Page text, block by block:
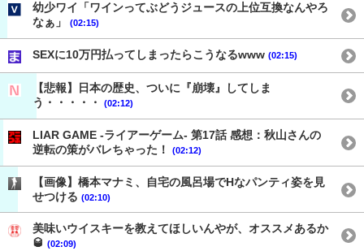
幼少ワイ「ワインってぶどうジュースの上位互換なんやろ
なぁ」
(02:15)
SEXに10万円払ってしまったらこうなるwww (02:15)
【悲報】日本の歴史、ついに『崩壊』してしま
う・・・・・
(02:12)
LIAR GAME -ライアーゲーム- 第17話 感想：秋山さんの
逆転の策がバレちゃった！
(02:12)
【画像】橋本マナミ、自宅の風呂場でHなパンティ姿を見
せつける (02:10)
美味いウイスキーを教えてほしいんやが、オススメあるか
🥃 (02:09)